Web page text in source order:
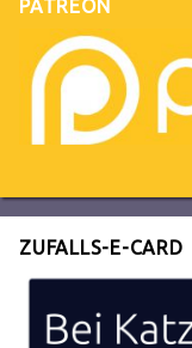
PATREON
ZUFALLS-E-CARD